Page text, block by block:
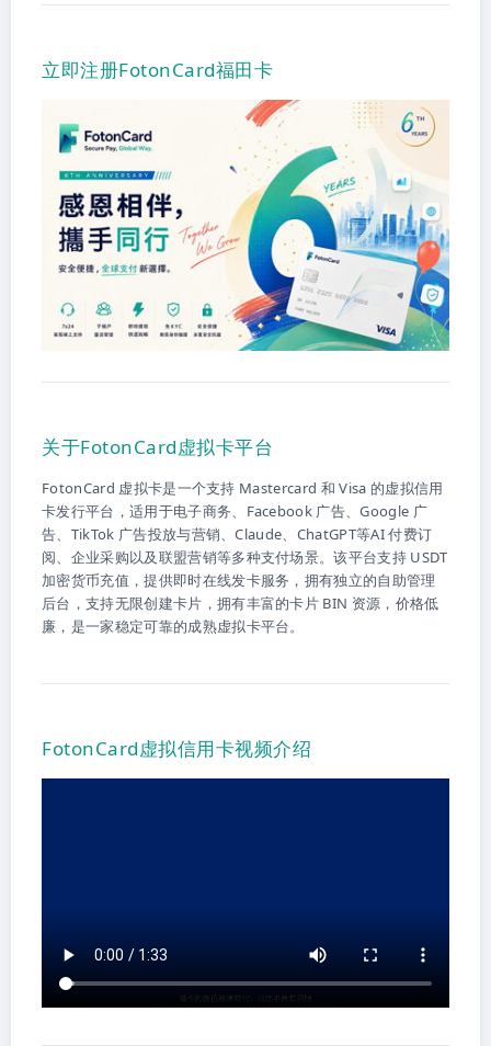
立即注册FotonCard福田卡
关于FotonCard虚拟卡平台
FotonCard 虚拟卡是一个支持 Mastercard 和 Visa 的虚拟信用
卡发行平台，适用于电子商务、Facebook 广告、Google 广
告、TikTok 广告投放与营销、Claude、ChatGPT等AI 付费订
阅、企业采购以及联盟营销等多种支付场景。该平台支持 USDT
加密货币充值，提供即时在线发卡服务，拥有独立的自助管理
后台，支持无限创建卡片，拥有丰富的卡片 BIN 资源，价格低
廉，是一家稳定可靠的成熟虚拟卡平台。
FotonCard虚拟信用卡视频介绍